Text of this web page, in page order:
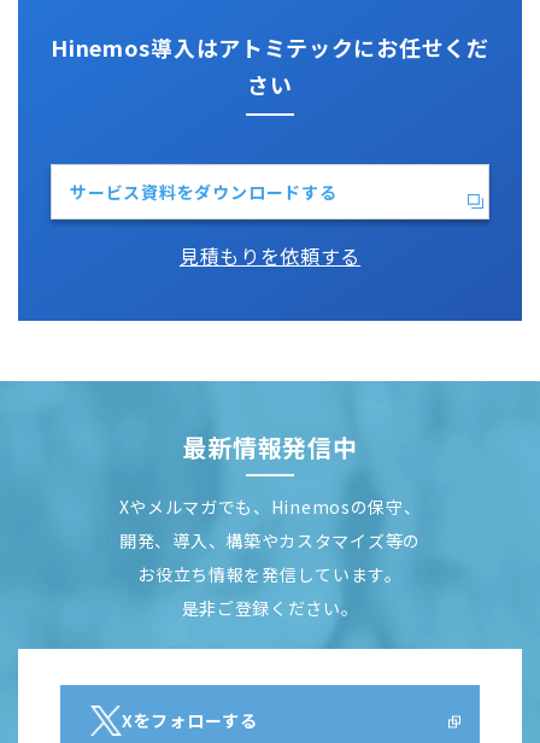
Hinemos導入はアトミテックにお任せくだ
さい
サービス資料をダウンロードする
見積もりを依頼する
最新情報発信中
Xやメルマガでも、Hinemosの保守、
開発、導入、構築やカスタマイズ等の
お役立ち情報を発信しています。
是非ご登録ください。
Xをフォローする